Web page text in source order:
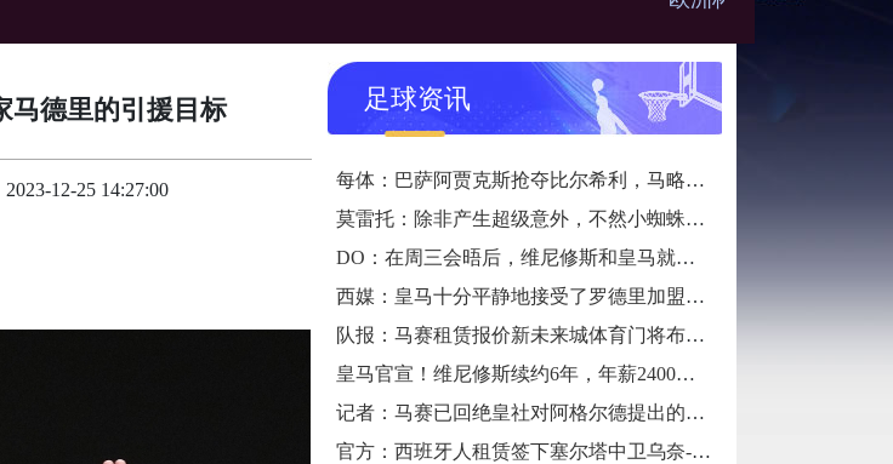
马德里的引援目标
12-25 14:27:00
足球资讯
每体：巴萨阿贾克斯抢夺比尔希利，马略卡想留下他
莫雷托：除非产生超级意外，不然小蜘蛛肯定不会加盟巴萨
DO：在周三会晤后，维尼修斯和皇马就续约达成协议
西媒：皇马十分平静地接受了罗德里加盟巴萨的决议
队报：马赛租赁报价新未来城体育门将布乌卡以代替鲁利
皇马官宣！维尼修斯续约6年，年薪2400万，八年已获14冠
记者：马赛已回绝皇社对阿格尔德提出的首份租赁+买断报价
官方：西班牙人租赁签下塞尔塔中卫乌奈-努涅斯，含买断选择权